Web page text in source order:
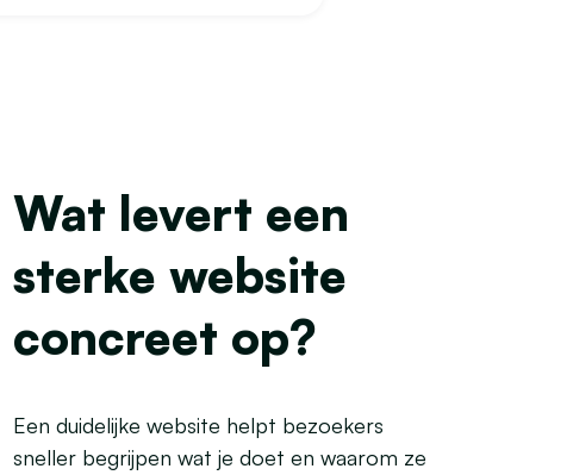
Wat levert een
sterke website
concreet op?
Een duidelijke website helpt bezoekers
sneller begrijpen wat je doet en waarom ze